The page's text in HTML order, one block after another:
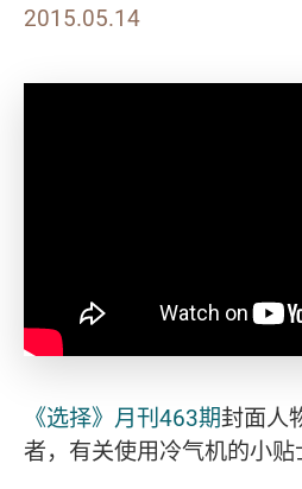
2015.05.14
《选择》月刊463期封面人
者，有关使用冷气机的小贴